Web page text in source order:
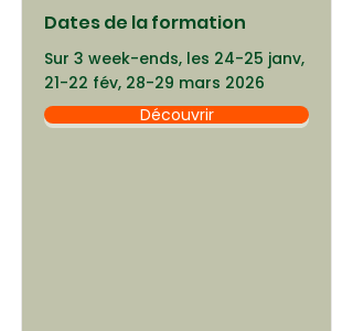
Dates de la formation
Sur 3 week-ends, les 24-25 janv,
21-22 fév, 28-29 mars 2026
Découvrir